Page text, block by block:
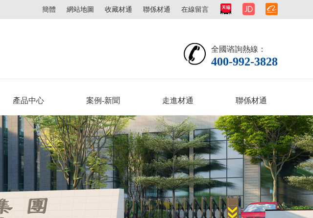
簡體 網站地圖 收藏材通 聯係材通 在線留言
全國谘詢熱線：
400-992-3828
產品中心 案例-新聞 走進材通 聯係材通